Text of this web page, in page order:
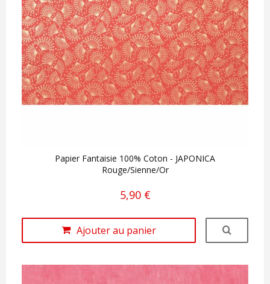
Papier Fantaisie 100% Coton - JAPONICA
Rouge/Sienne/Or
5,90 €
Ajouter au panier